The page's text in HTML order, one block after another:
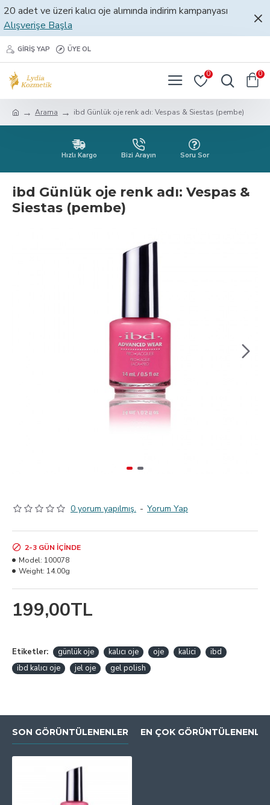
20 adet ve üzeri kalıcı oje alımında indirim kampanyası
Alışverişe Başla
GIRIŞ YAP ÜYE OL
0 0
Arama ibd Günlük oje renk adı: Vespas & Siestas (pembe)
Hızlı Kargo Bizi Arayın Soru Sor
ibd Günlük oje renk adı: Vespas &
Siestas (pembe)
0 yorum yapılmış. - Yorum Yap
199,00TL
2-3 GÜN IÇINDE
Model: 100078
Weight: 14.00g
Etiketler: günlük oje kalıcı oje oje kalici
ibd
ibd kalıcı oje
jel oje gel polish
SON GÖRÜNTÜLENENLER EN ÇOK